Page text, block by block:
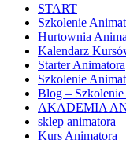
START
Szkolenie
Hurtownia
Kalendarz
Starter Animatora
Szkolenie
Blog –
AKADEMIA
sklep animatora
Kurs Animatora